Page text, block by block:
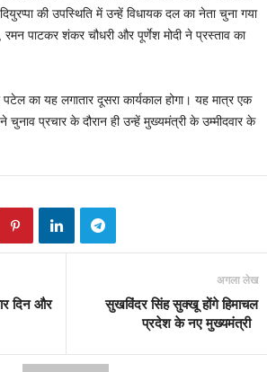
की उपस्थिति में उन्हें विधायक दल का नेता चुना गया
पाटकर शंकर चौधरी और पूर्णेश मोदी ने प्रस्ताव का
का यह लगातार दूसरा कार्यकाल होगा। यह मात्र एक
ने चुनाव प्रचार के दौरान ही उन्हें मुख्यमंत्री के उम्मीदवार के
दिन और
अगला लेख
सुखविंदर सिंह सुक्खू होंगे हिमाचल
प्रदेश के नए मुख्यमंत्री